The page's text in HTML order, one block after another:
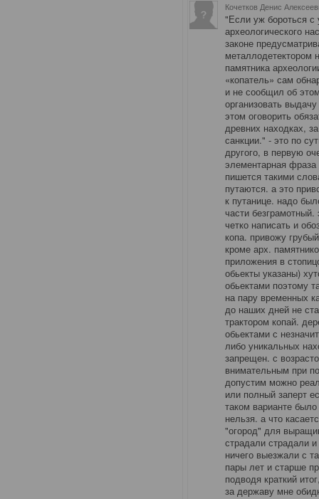
Кочетков Денис
"Если уж бороться с
археологического
законе
металлодетектором
памятника
«копатель» сам
и не сообщил об
организовать
этом оговорить
древних находках,
санкции." - это по
другого, в первую
элементарная
пишется такими
путаются. а это
к путанице. надо
части
четко написать и
копа. привожу
кроме арх.
приложения в
обьекты указаны)
обьектами поэтому
на пару временных
до наших дней не
трактором копай.
обьектами с
либо уникальных
запрещен. с
внимательным при
допустим можно
или полный заперт
таком варианте
нельзя. а что
"огород" для
страдали страдали
ничего выезжали с
пары лет и старше
подводя краткий
за державу мне